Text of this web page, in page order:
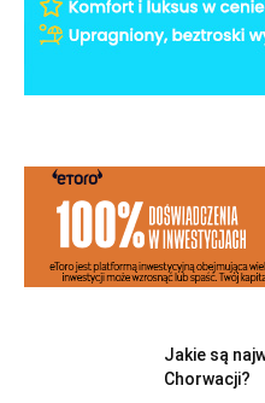
Jakie są
Chorwacji?